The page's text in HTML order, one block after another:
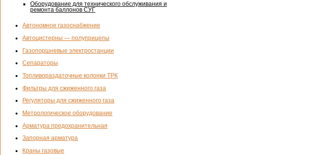
Оборудование для технического обслуживания и
ремонта баллонов СУГ
Автономное газоснабжение
Автоцистерны — полуприцепы
Газопоршневые электростанции
Сепараторы
Топливораздаточные колонки ТРК
Фильтры для сжиженного газа
Регуляторы для сжиженного газа
Метрологическое оборудование
Арматура предохранительная
Запорная арматура
Краны газовые